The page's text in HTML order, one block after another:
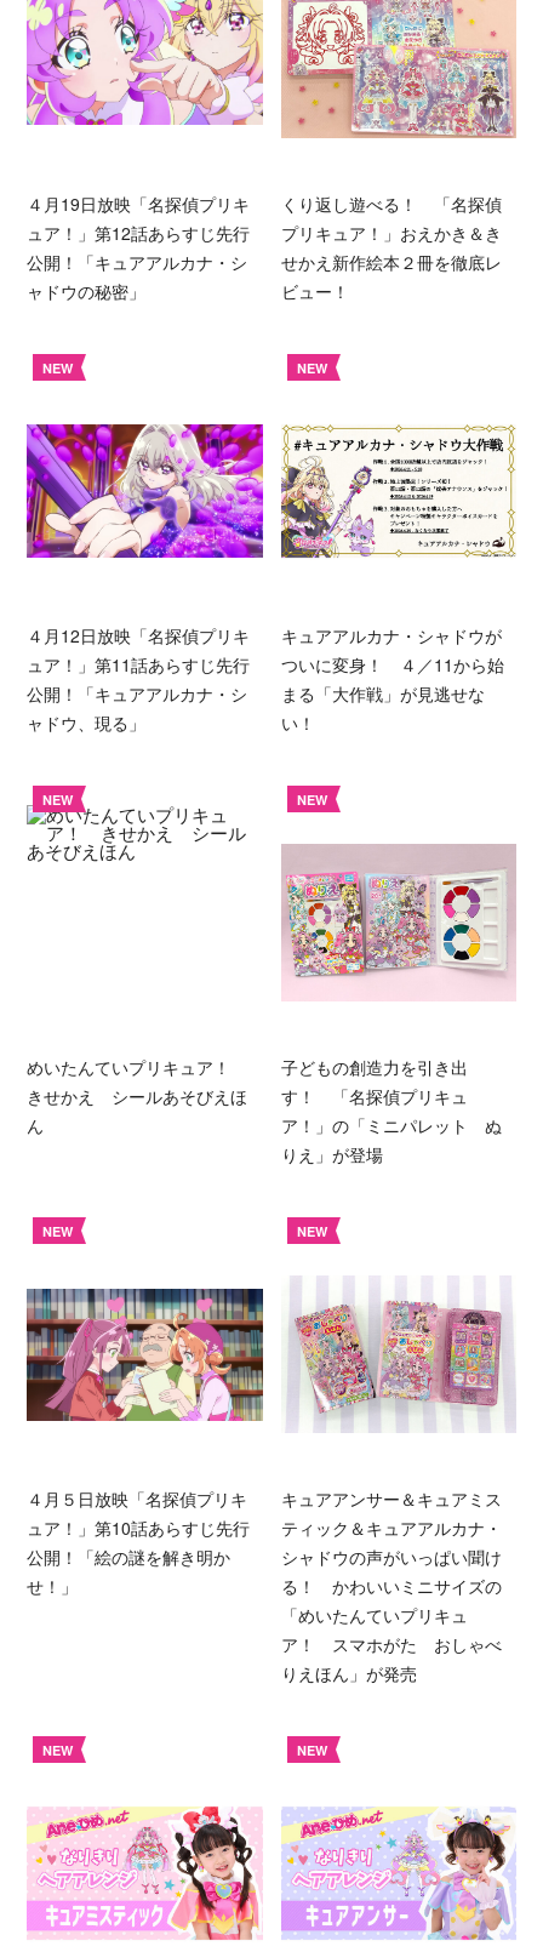
４月19日放映「名探偵プリキ
ュア！」第12話あらすじ先行
公開！「キュアアルカナ・シ
ャドウの秘密」
くり返し遊べる！ 「名探偵
プリキュア！」おえかき＆き
せかえ新作絵本２冊を徹底レ
ビュー！
NEW
４月12日放映「名探偵プリキ
ュア！」第11話あらすじ先行
公開！「キュアアルカナ・シ
ャドウ、現る」
NEW
キュアアルカナ・シャドウが
ついに変身！ ４／11から始
まる「大作戦」が見逃せな
い！
NEW
めいたんていプリキュア！
きせかえ シールあそびえほ
ん
NEW
子どもの創造力を引き出
す！ 「名探偵プリキュ
ア！」の「ミニパレット ぬ
りえ」が登場
NEW
４月５日放映「名探偵プリキ
ュア！」第10話あらすじ先行
公開！「絵の謎を解き明か
せ！」
NEW
キュアアンサー＆キュアミス
ティック＆キュアアルカナ・
シャドウの声がいっぱい聞け
る！ かわいいミニサイズの
「めいたんていプリキュ
ア！ スマホがた おしゃべ
りえほん」が発売
NEW NEW